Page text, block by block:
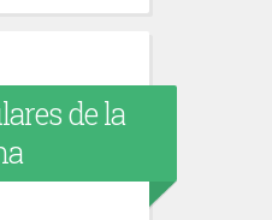
de la